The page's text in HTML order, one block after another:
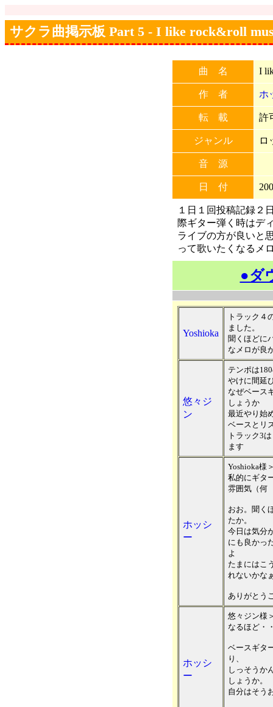
サクラ曲掲示板 Part 5 - I like rock&roll
曲 名 I
作 者 ホ
転 載 許
ジャンル ロ
音 源
日 付
１日１回投稿記録２
際ギター弾く時はデ
ライブの方が良いと
って歌いたくなるメ
●ダ
Yoshioka
トラック４
ました。
聞くほどに
なメロが良
悠々ジ
ン
テンポは
やけに間延
なぜベース
しょうか
最近やり始
ベースとリ
トラック3
ます
ホッシ
ー
Yoshioka様
私的にギタ
雰囲気（何
おお。聞く
たか。
今日は気分
にも良かっ
よ
たまにはこ
れないかな
ありがとう
ホッシ
ー
悠々ジン様
なるほど・
ベースギタ
り、
しっそうか
しょうか。
自分はそう